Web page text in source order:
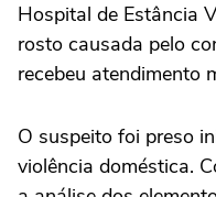
Hospital de Estância
rosto causada pelo
recebeu atendimento
O suspeito foi preso
violência doméstica.